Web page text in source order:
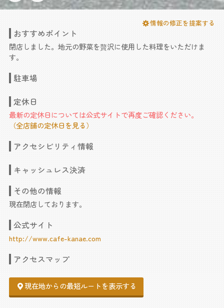
情報の修正を提案する
おすすめポイント
閉店しました。地元の野菜を贅沢に使用した料理をいただけま
す。
駐車場
定休日
最新の定休日については公式サイトで再度ご確認ください。
（全店舗の定休日を見る）
アクセシビリティ情報
キャッシュレス決済
その他の情報
現在閉店しております。
公式サイト
http://www.cafe-kanae.com
アクセスマップ
現在地からの最短ルートを表示する